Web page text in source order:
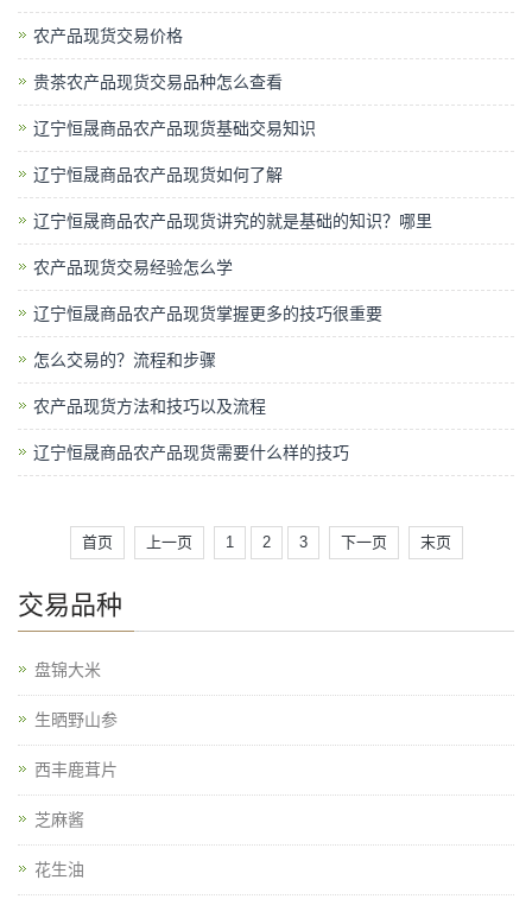
农产品现货交易价格
贵茶农产品现货交易品种怎么查看
辽宁恒晟商品农产品现货基础交易知识
辽宁恒晟商品农产品现货如何了解
辽宁恒晟商品农产品现货讲究的就是基础的知识？哪里
农产品现货交易经验怎么学
辽宁恒晟商品农产品现货掌握更多的技巧很重要
怎么交易的？流程和步骤
农产品现货方法和技巧以及流程
辽宁恒晟商品农产品现货需要什么样的技巧
首页 上一页 1 2 3 下一页 末页
交易品种
盘锦大米
生晒野山参
西丰鹿茸片
芝麻酱
花生油